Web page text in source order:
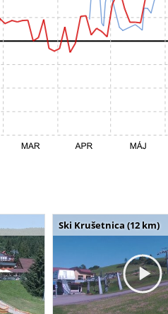
Ski Krušetnica (12 km)